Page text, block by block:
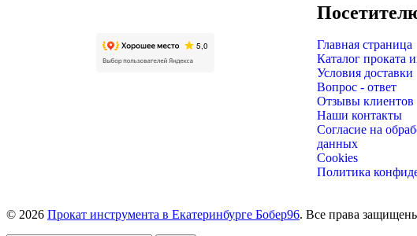
Главная страница
Каталог проката
Условия доставки
Вопрос - ответ
Отзывы клиентов
Наши контакты
Согласие на
данных
Cookies
Политика
© 2026 Прокат инструмента в Екатеринбурге Бобер96. Все права